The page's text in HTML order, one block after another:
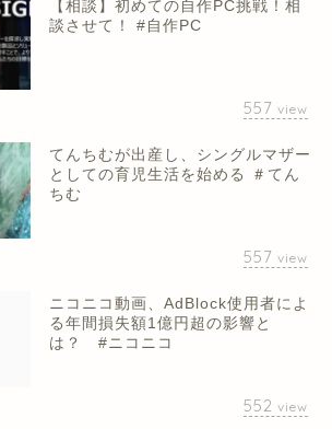
【相談】初めての自作PC挑戦！相
談させて！ #自作PC
557 view
てんちむが出産し、シングルマザー
としての育児生活を始める ＃てん
ちむ
557 view
ニコニコ動画、AdBlock使用者によ
る年間損失額1億円超の影響と
は？ #ニコニコ
552 view